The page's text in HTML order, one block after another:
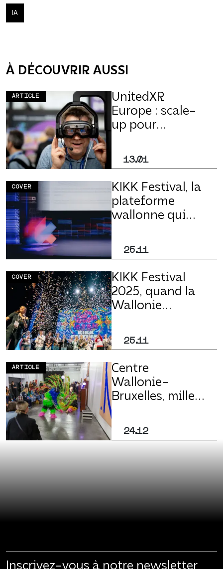
IA
À DÉCOUVRIR AUSSI
ARTICLE
13.01
UnitedXR
Europe : scale-
up pour
propulse
l’écosystème XR
belge sur la
scène mondiale
COVER
25.11
KIKK Festival, la
plateforme
wallonne qui
l’innovation
digitale
internationale
COVER
25.11
KIKK Festival
2025, quand la
Wallonie
galaxie créative
mondiale
ARTICLE
24.12
Centre
Wallonie-
Bruxelles, mille
accords
Inscrivez-vous à notre newsletter